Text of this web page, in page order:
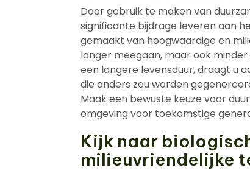
Door gebruik te maken van
significante bijdrage leveren aan
gemaakt van hoogwaardige en
langer meegaan, maar ook
een langere levensduur, draagt u
die anders zou worden
Maak een bewuste keuze voor
omgeving voor toekomstige
Kijk naar
milieuvriendelijke